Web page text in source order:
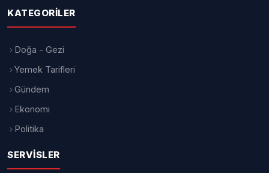
KATEGORILER
Doğa - Gezi
Yemek Tarifleri
Gündem
Ekonomi
Politika
SERVISLER